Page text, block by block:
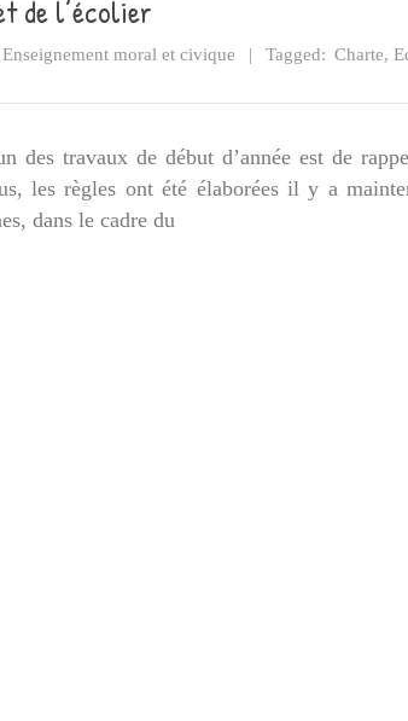
de l’écolier
Enseignement moral et civique Tagged: Charte,
des travaux de début d’année est de
les règles ont été élaborées il y a
dans le cadre du